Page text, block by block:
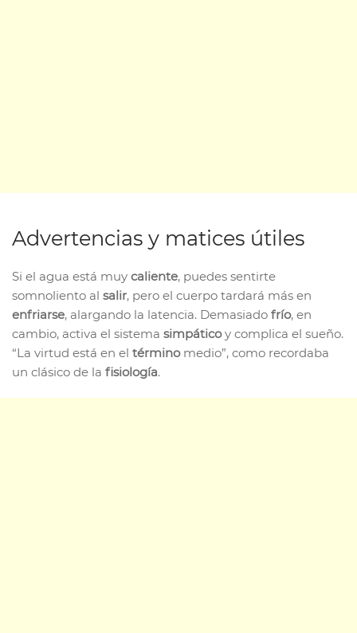
Advertencias y matices útiles
Si el agua está muy caliente, puedes sentirte
somnoliento al salir, pero el cuerpo tardará más en
enfriarse, alargando la latencia. Demasiado frío, en
cambio, activa el sistema simpáticoy complica el sueño.
“La virtud está en el términomedio”, como recordaba
un clásico de la fisiología.